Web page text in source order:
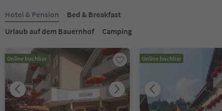
Hotel & Pension
Bed & Breakfast
Urlaub auf dem Bauernhof
Camping
Online buchbar Online buchbar